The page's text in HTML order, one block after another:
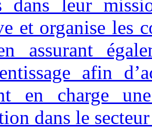
dans leur
et organise les
assurant
afin
en charge
dans le